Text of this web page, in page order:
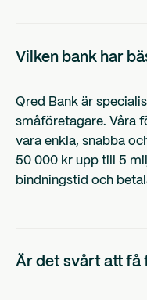
Vilken bank har
Qred Bank är
småföretagare. Våra
vara enkla, snabba
50 000 kr upp till 5
bindningstid och
Är det svårt att få